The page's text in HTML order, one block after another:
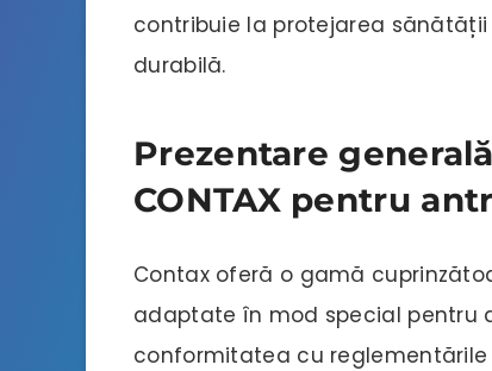
contribuie la protejarea
durabilă.
Prezentare
CONTAX pentru
Contax oferă o gamă
adaptate în mod special pentru
conformitatea cu reglementările